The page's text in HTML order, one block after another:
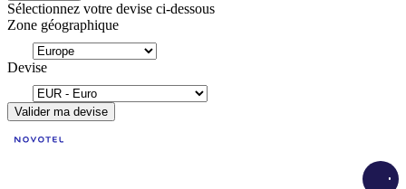
Sélectionnez votre devise ci-dessous
Zone géographique
Devise
Valider ma devise